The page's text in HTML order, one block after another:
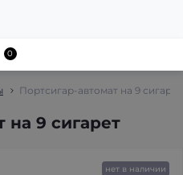
Портсигар-автомат на 9 сигарет
на 9 сигарет
0
нет в наличии